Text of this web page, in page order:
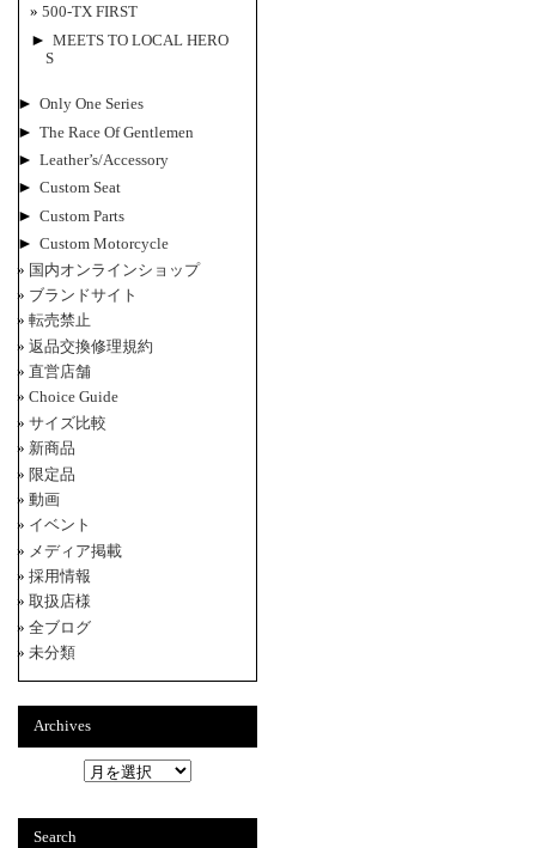
500-TX FIRST
► MEETS TO LOCAL HERO
S
► Only One Series
► The Race Of Gentlemen
► Leather’s/Accessory
► Custom Seat
► Custom Parts
► Custom Motorcycle
国内オンラインショップ
ブランドサイト
転売禁止
返品交換修理規約
直営店舗
Choice Guide
サイズ比較
新商品
限定品
動画
イベント
メディア掲載
採用情報
取扱店様
全ブログ
未分類
Archives
h
Search